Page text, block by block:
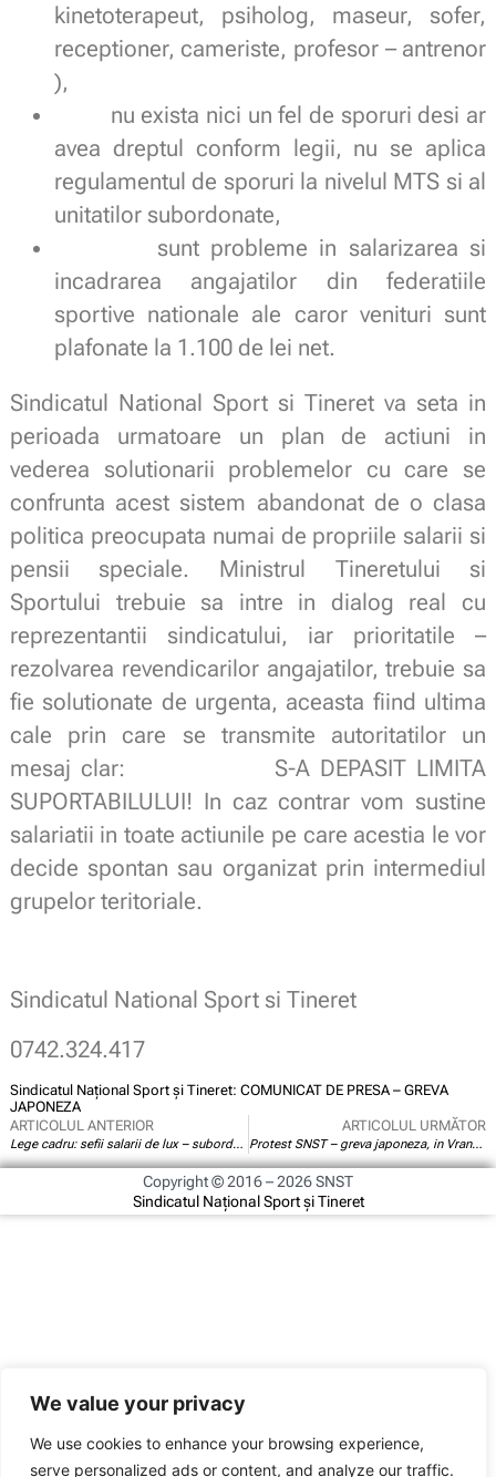
We value your privacy
We use cookies to enhance your browsing experience,
serve personalized ads or content, and analyze our traffic.
kinetoterapeut, psiholog, maseur, sofer,
receptioner, cameriste, profesor – antrenor
),
nu exista nici un fel de sporuri desi ar
avea dreptul conform legii, nu se aplica
regulamentul de sporuri la nivelul MTS si al
unitatilor subordonate,
sunt probleme in salarizarea si
incadrarea angajatilor din federatiile
sportive nationale ale caror venituri sunt
plafonate la 1.100 de lei net.
Sindicatul National Sport si Tineret va seta in
perioada urmatoare un plan de actiuni in
vederea solutionarii problemelor cu care se
confrunta acest sistem abandonat de o clasa
politica preocupata numai de propriile salarii si
pensii speciale. Ministrul Tineretului si
Sportului trebuie sa intre in dialog real cu
reprezentantii sindicatului, iar prioritatile –
rezolvarea revendicarilor angajatilor, trebuie sa
fie solutionate de urgenta, aceasta fiind ultima
cale prin care se transmite autoritatilor un
mesaj clar: S-A DEPASIT LIMITA
SUPORTABILULUI! In caz contrar vom sustine
salariatii in toate actiunile pe care acestia le vor
decide spontan sau organizat prin intermediul
grupelor teritoriale.
Sindicatul National Sport si Tineret
0742.324.417
Sindicatul Național Sport și Tineret: COMUNICAT DE PRESA – GREVA
JAPONEZA
ARTICOLUL ANTERIOR
Lege cadru: sefii salarii de lux – subordonatii leafa de mizerie
ARTICOLUL URMĂTOR
Protest SNST – greva japoneza, in Vrancea
Copyright © 2016 – 2026 SNST
Sindicatul Național Sport și Tineret